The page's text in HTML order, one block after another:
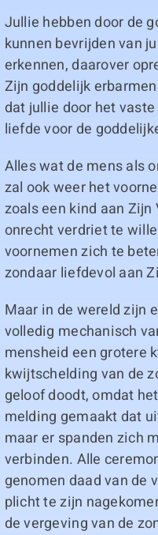
Jullie hebben door de
kunnen bevrijden van
erkennen, daarover
Zijn goddelijk
dat jullie door het
liefde voor de
Alles wat de mens als
zal ook weer het
zoals een kind aan
onrecht verdriet te
voornemen zich te
zondaar liefdevol aan
Maar in de wereld zijn
volledig mechanisch
mensheid een grotere
kwijtschelding van de
geloof doodt, omdat
melding gemaakt dat
maar er spanden zich
verbinden. Alle
genomen daad van de
plicht te zijn
de vergeving van de